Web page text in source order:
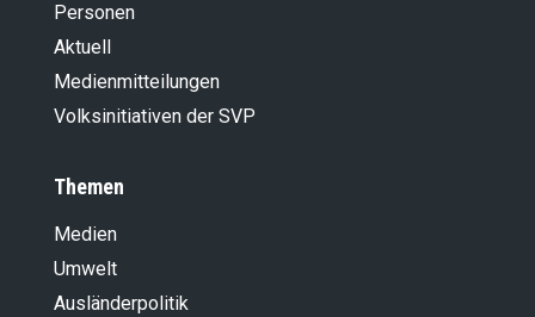
Personen
Aktuell
Medienmitteilungen
Volksinitiativen der SVP
Themen
Medien
Umwelt
Ausländer­politik